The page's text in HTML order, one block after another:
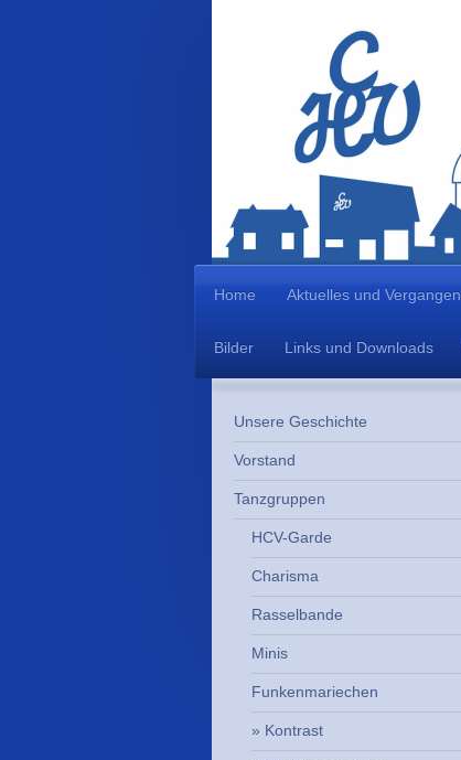
Home Aktuelles und
Bilder Links und Downloads
Unsere Geschichte
Vorstand
Tanzgruppen
HCV-Garde
Charisma
Rasselbande
Minis
Funkenmariechen
Kontrast